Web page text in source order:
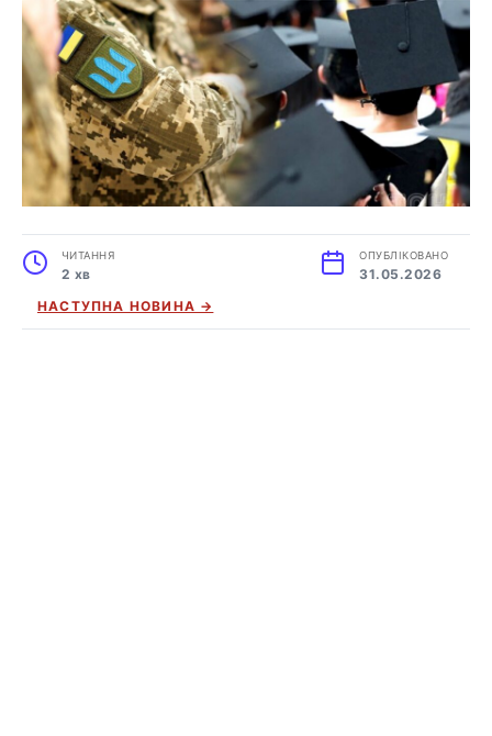
ЧИТАННЯ
2 хв
ОПУБЛІКОВАНО
31.05.2026
НАСТУПНА НОВИНА →